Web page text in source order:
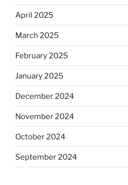
April 2025
March 2025
February 2025
January 2025
December 2024
November 2024
October 2024
September 2024